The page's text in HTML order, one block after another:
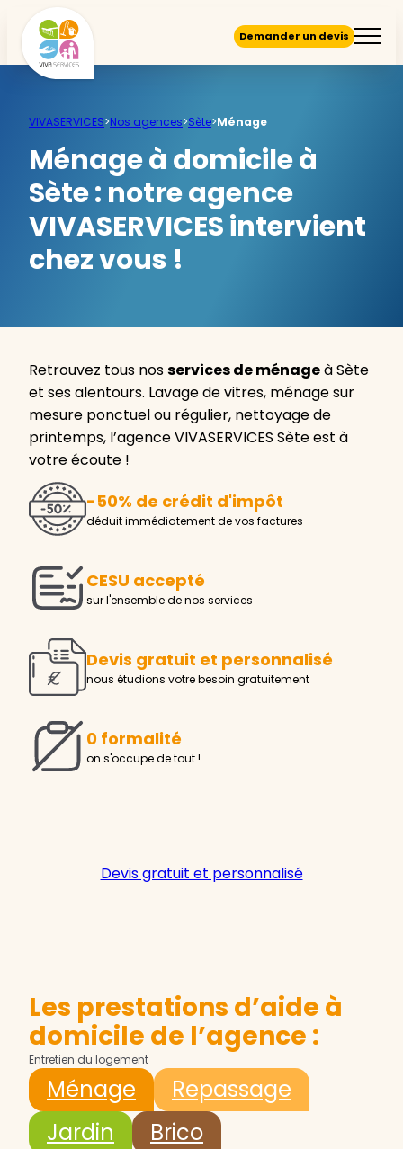
Demander un devis
VIVASERVICES>Nos agences>Sète>Ménage
Ménage à domicile à
Sète : notre agence
VIVASERVICES intervient
chez vous !
Retrouvez tous nosservices de ménageà Sète
et ses alentours. Lavage de vitres, ménage sur
mesure ponctuel ou régulier, nettoyage de
printemps, l’agence VIVASERVICES Sète est à
votre écoute !
-50% de crédit d'impôt
déduit immédiatement de vos factures
CESU accepté
sur l'ensemble de nos services
Devis gratuit et personnalisé
nous étudions votre besoin gratuitement
0 formalité
on s'occupe de tout !
Devis gratuit et personnalisé
Les prestations d’aide à
domicile de l’agence :
Entretien du logement
Ménage
Repassage
Jardin
Brico